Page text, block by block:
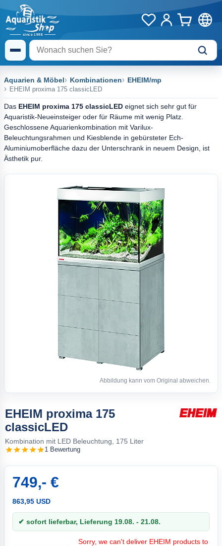
Aquarien & Möbel Kombinationen EHEIM/mp
EHEIM proxima 175 classicLED
Das EHEIM proxima 175 classicLED eignet sich sehr gut für
Aquaristik-Neueinsteiger oder für Räume mit wenig Platz.
Geschlossene Aquarienkombination mit Varilux-
Beleuchtungsrahmen und Kiesblende in gebürsteter Ech-
Aluminiumoberfläche dazu der Unterschrank in neuem Design, ist
Ästhetik pur.
Abbildung kann vom Original abweichen.
EHEIM proxima 175
classicLED
Kombination mit LED Beleuchtung, 175 Liter
1 Bewertung
749,- €
863,95 USD
✔ sofort lieferbar, Lieferung 19.08. - 21.08.
Sorry, we can't deliver EHEIM products to